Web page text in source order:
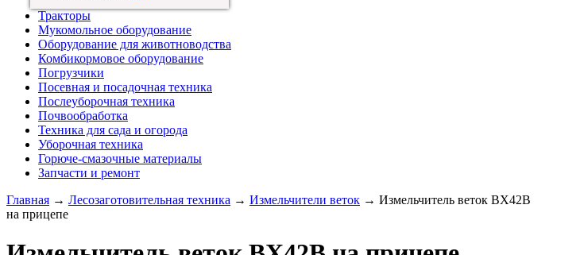
Тракторы
Мукомольное оборудование
Оборудование для животноводства
Комбикормовое оборудование
Погрузчики
Посевная и посадочная техника
Послеуборочная техника
Почвообработка
Техника для сада и огорода
Уборочная техника
Горюче-смазочные материалы
Запчасти и ремонт
Главная → Лесозаготовительная техника → Измельчители веток → Измельчитель веток BX42B
на прицепе